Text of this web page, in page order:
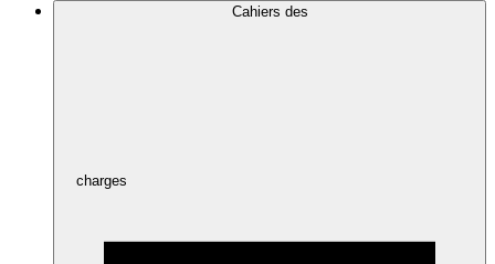
Cahiers des
charges